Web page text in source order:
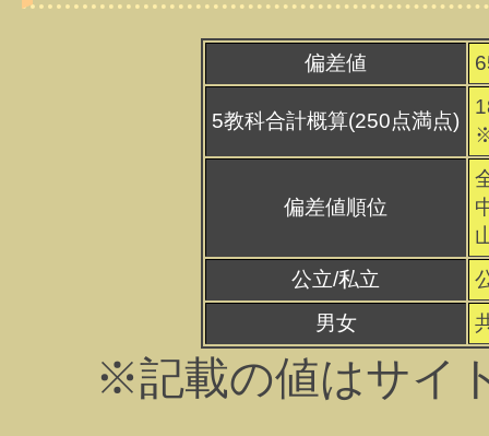
偏差値
5教科合計概算(250点満点)
偏差値順位
公立/私立
男女
※記載の値はサイ